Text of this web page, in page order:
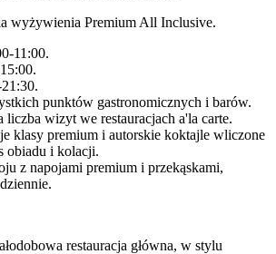
wyżywienia Premium All Inclusive.
11:00.
punktów gastronomicznych i barów.
liczba wizyt we restauracjach a'la carte.
klasy premium i autorskie koktajle wliczone
obiadu i kolacji.
z napojami premium i przekąskami,
restauracja główna, w stylu